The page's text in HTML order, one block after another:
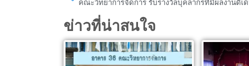
ข่าวที่น่าสนใจ